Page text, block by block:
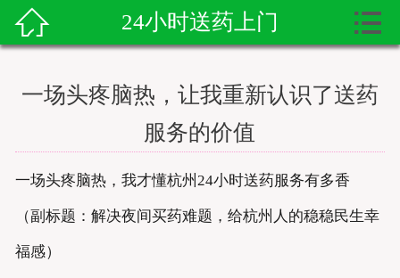

护工服务
 24小时送药上门 
一场头疼脑热，让我重新认识了送药
服务的价值
一场头疼脑热，我才懂杭州24小时送药服务有多香
（副标题：解决夜间买药难题，给杭州人的稳稳民生幸
福感）